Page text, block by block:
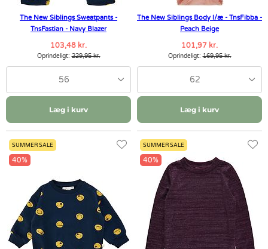
The New Siblings Sweatpants -
TnsFastian - Navy Blazer
103,48 kr.
Oprindeligt:229,95 kr.
56
Læg i kurv
The New Siblings Body l/æ - TnsFibba -
Peach Beige
101,97 kr.
Oprindeligt:169,95 kr.
62
Læg i kurv
SUMMER SALE
40%
SUMMER SALE
40%